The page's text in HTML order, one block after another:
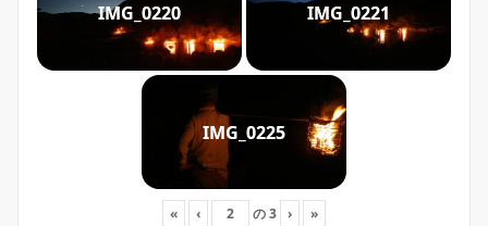
IMG_0220 IMG_0221
IMG_0225
« ‹ の3 › »